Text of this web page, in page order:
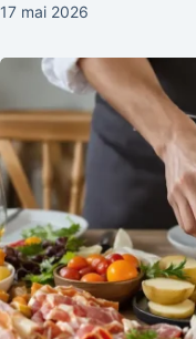
17 mai 2026